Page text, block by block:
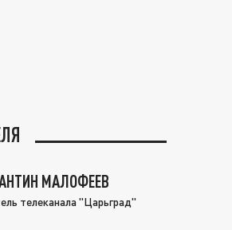
МАЛОФЕЕВ
телеканала "Царьград"